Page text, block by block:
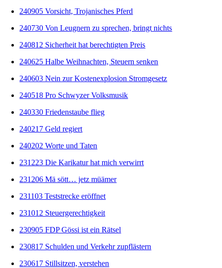
240905 Vorsicht, Trojanisches Pferd
240730 Von Leugnern zu sprechen, bringt nichts
240812 Sicherheit hat berechtigten Preis
240625 Halbe Weihnachten, Steuern senken
240603 Nein zur Kostenexplosion Stromgesetz
240518 Pro Schwyzer Volksmusik
240330 Friedenstaube flieg
240217 Geld regiert
240202 Worte und Taten
231223 Die Karikatur hat mich verwirrt
231206 Mä sött… jetz müämer
231103 Teststrecke eröffnet
231012 Steuergerechtigkeit
230905 FDP Gössi ist ein Rätsel
230817 Schulden und Verkehr zupflästern
230617 Stillsitzen, verstehen